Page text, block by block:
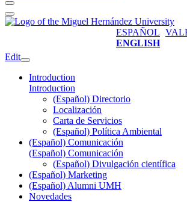
ESPAÑOL
ENGLISH
Edit
Introduction
Introduction
(Español) Directorio
Localización
Carta de Servicios
(Español) Política Ambiental
(Español) Comunicación
(Español) Comunicación
(Español) Divulgación científica
(Español) Marketing
(Español) Alumni UMH
Novedades